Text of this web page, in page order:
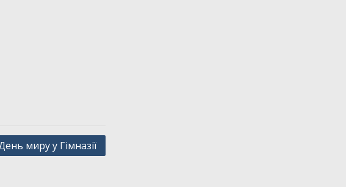
миру у Гімназії